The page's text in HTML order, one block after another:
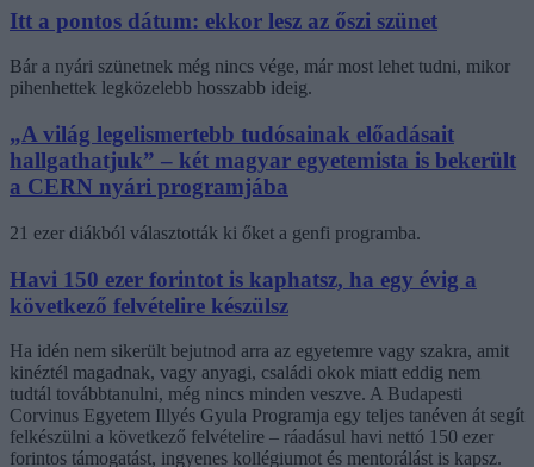
Itt a pontos dátum: ekkor lesz az őszi szünet
Bár a nyári szünetnek még nincs vége, már most lehet tudni, mikor
pihenhettek legközelebb hosszabb ideig.
„A világ legelismertebb tudósainak előadásait
hallgathatjuk” – két magyar egyetemista is bekerült
a CERN nyári programjába
21 ezer diákból választották ki őket a genfi programba.
Havi 150 ezer forintot is kaphatsz, ha egy évig a
következő felvételire készülsz
Ha idén nem sikerült bejutnod arra az egyetemre vagy szakra, amit
kinéztél magadnak, vagy anyagi, családi okok miatt eddig nem
tudtál továbbtanulni, még nincs minden veszve. A Budapesti
Corvinus Egyetem Illyés Gyula Programja egy teljes tanéven át segít
felkészülni a következő felvételire – ráadásul havi nettó 150 ezer
forintos támogatást, ingyenes kollégiumot és mentorálást is kapsz.